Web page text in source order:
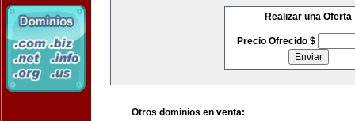
Realizar una Oferta
Precio Ofrecido $
Otros dominios en venta: